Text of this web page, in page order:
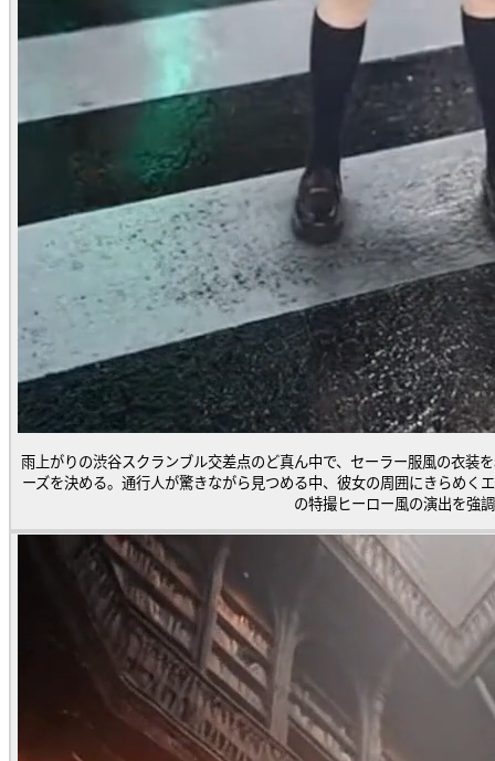
雨上がりの渋谷スクランブル交差点のど真ん中で、セーラー服風の衣装
ーズを決める。通行人が驚きながら見つめる中、彼女の周囲にきらめく
の特撮ヒーロー風の演出を強